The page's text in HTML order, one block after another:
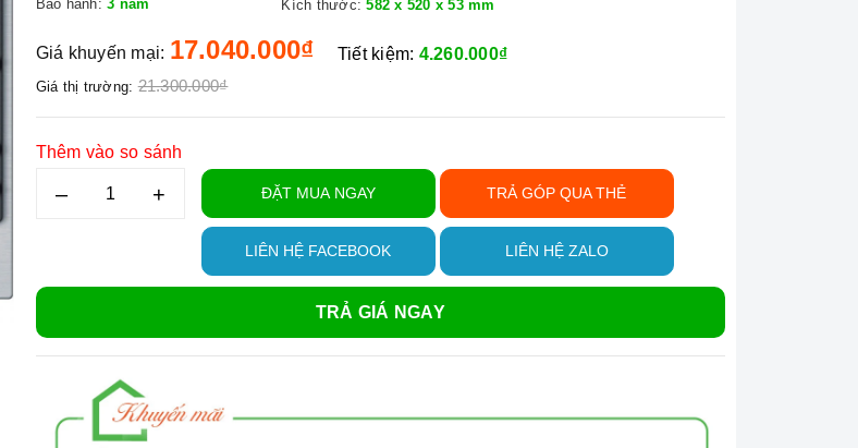
Bảo hành: 3 năm
Kích thước: 582 x 520 x 53 mm
Giá khuyến mại: 17.040.000₫
Giá thị trường: 21.300.000₫
Tiết kiệm: 4.260.000₫
Thêm vào so sánh
– + ĐẶT MUA NGAY TRẢ GÓP QUA THẺ
LIÊN HỆ FACEBOOK LIÊN HỆ ZALO
TRẢ GIÁ NGAY